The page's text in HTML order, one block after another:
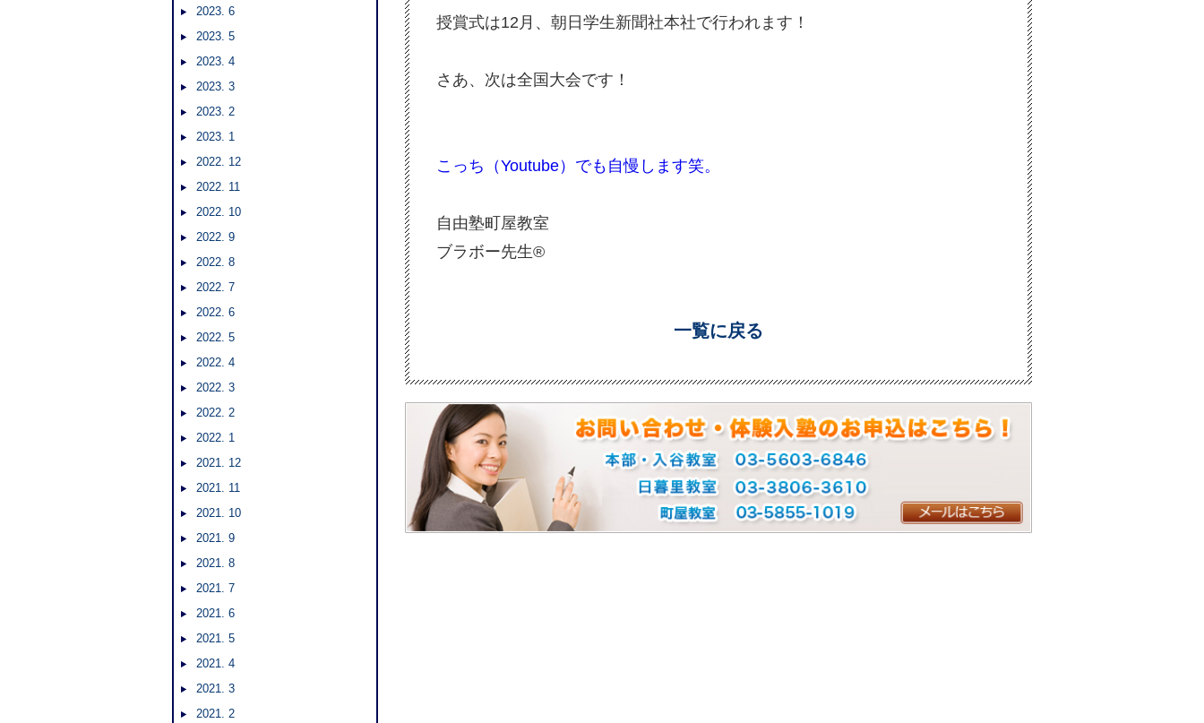
授賞式は12月、朝日学生新聞社本社で行われます！
さあ、次は全国大会です！
こっち（Youtube）でも自慢します笑。
自由塾町屋教室
ブラボー先生®
一覧に戻る
2023. 6
2023. 5
2023. 4
2023. 3
2023. 2
2023. 1
2022. 12
2022. 11
2022. 10
2022. 9
2022. 8
2022. 7
2022. 6
2022. 5
2022. 4
2022. 3
2022. 2
2022. 1
2021. 12
2021. 11
2021. 10
2021. 9
2021. 8
2021. 7
2021. 6
2021. 5
2021. 4
2021. 3
2021. 2